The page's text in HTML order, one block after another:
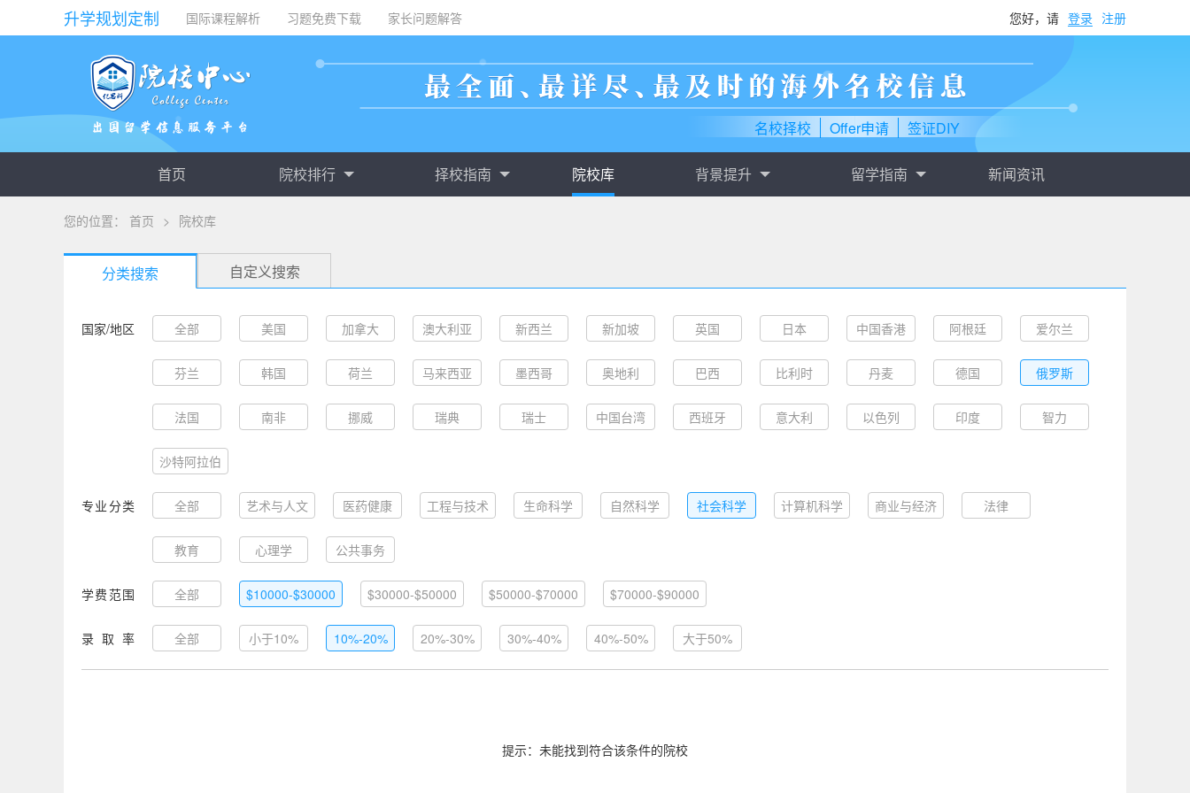
升学规划定制 国际课程解析 习题免费下载 家长问题解答 您好，请 登录 注册
名校择校 Offer申请 签证DIY
首页 院校排行 择校指南 院校库 背景提升 留学指南 新闻资讯
您的位置： 首页 > 院校库
分类搜索 自定义搜索
国家/地区 全部 美国 加拿大 澳大利亚 新西兰 新加坡 英国 日本 中国香港 阿根廷 爱尔兰
芬兰 韩国 荷兰 马来西亚 墨西哥 奥地利 巴西 比利时 丹麦 德国 俄罗斯
法国 南非 挪威 瑞典 瑞士 中国台湾 西班牙 意大利 以色列 印度 智力
沙特阿拉伯
专业分类 全部 艺术与人文 医药健康 工程与技术 生命科学 自然科学 社会科学 计算机科学 商业与经济 法律
教育 心理学 公共事务
学费范围 全部 $10000-$30000 $30000-$50000 $50000-$70000 $70000-$90000
录取率 全部 小于10% 10%-20% 20%-30% 30%-40% 40%-50% 大于50%
提示：未能找到符合该条件的院校